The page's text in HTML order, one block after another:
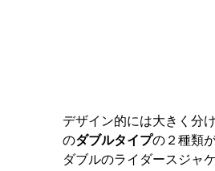
デザイン的には大きく分
のダブルタイプの２種類
ダブルのライダースジャ